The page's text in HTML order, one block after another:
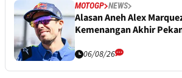
MOTOGP NEWS
Alasan Aneh Alex
Kemenangan Akhir
06/08/26